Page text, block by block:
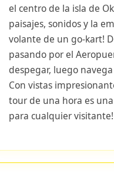
el centro de la isla de
paisajes, sonidos y la
volante de un go-kart!
pasando por el
despegar, luego
Con vistas
tour de una hora es
para cualquier visitante!